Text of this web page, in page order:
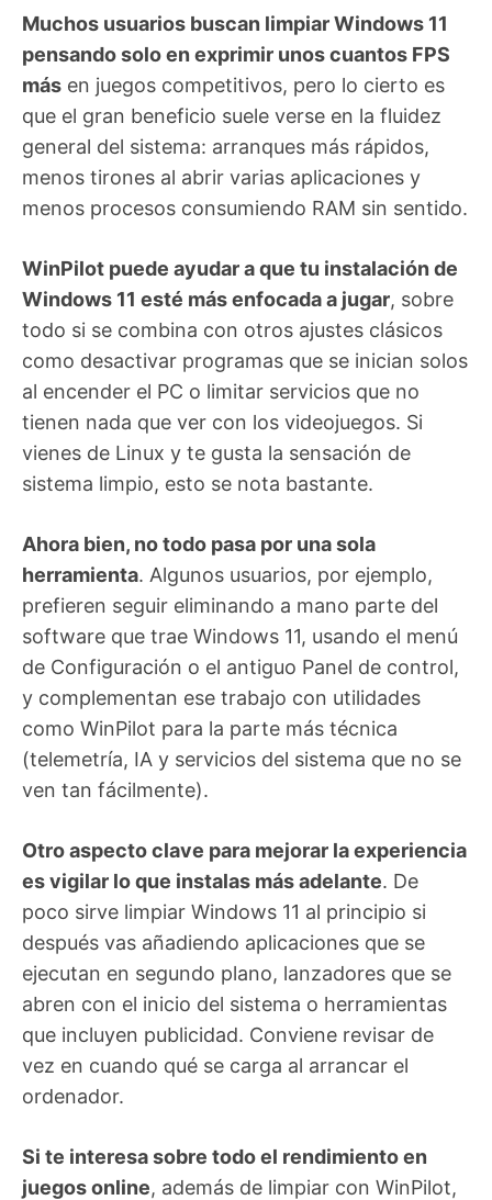
Muchos usuarios buscan limpiar Windows 11
pensando solo en exprimir unos cuantos FPS
más en juegos competitivos, pero lo cierto es
que el gran beneficio suele verse en la fluidez
general del sistema: arranques más rápidos,
menos tirones al abrir varias aplicaciones y
menos procesos consumiendo RAM sin sentido.
WinPilot puede ayudar a que tu instalación de
Windows 11 esté más enfocada a jugar, sobre
todo si se combina con otros ajustes clásicos
como desactivar programas que se inician solos
al encender el PC o limitar servicios que no
tienen nada que ver con los videojuegos. Si
vienes de Linux y te gusta la sensación de
sistema limpio, esto se nota bastante.
Ahora bien, no todo pasa por una sola
herramienta. Algunos usuarios, por ejemplo,
prefieren seguir eliminando a mano parte del
software que trae Windows 11, usando el menú
de Configuración o el antiguo Panel de control,
y complementan ese trabajo con utilidades
como WinPilot para la parte más técnica
(telemetría, IA y servicios del sistema que no se
ven tan fácilmente).
Otro aspecto clave para mejorar la experiencia
es vigilar lo que instalas más adelante. De
poco sirve limpiar Windows 11 al principio si
después vas añadiendo aplicaciones que se
ejecutan en segundo plano, lanzadores que se
abren con el inicio del sistema o herramientas
que incluyen publicidad. Conviene revisar de
vez en cuando qué se carga al arrancar el
ordenador.
Si te interesa sobre todo el rendimiento en
juegos online, además de limpiar con WinPilot,